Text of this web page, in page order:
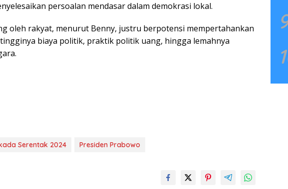
persoalan mendasar dalam demokrasi lokal.
oleh rakyat, menurut Benny, justru berpotensi mempertahankan
biaya politik, praktik politik uang, hingga lemahnya
Serentak 2024 Presiden Prabowo